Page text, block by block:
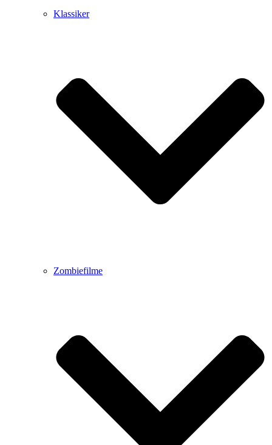
Klassiker
Zombiefilme